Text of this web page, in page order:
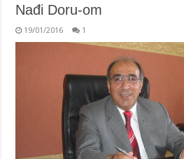
Nađi Doru-om
19/01/2016 1